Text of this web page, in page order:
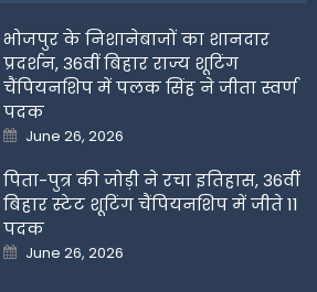
भोजपुर के निशानेबाजों का शानदार
प्रदर्शन, 36वीं बिहार राज्य शूटिंग
चैंपियनशिप में पलक सिंह ने जीता स्वर्ण
पदक
Posted
on
June 26, 2026
पिता-पुत्र की जोड़ी ने रचा इतिहास, 36वीं
बिहार स्टेट शूटिंग चैंपियनशिप में जीते 11
पदक
Posted
on
June 26, 2026